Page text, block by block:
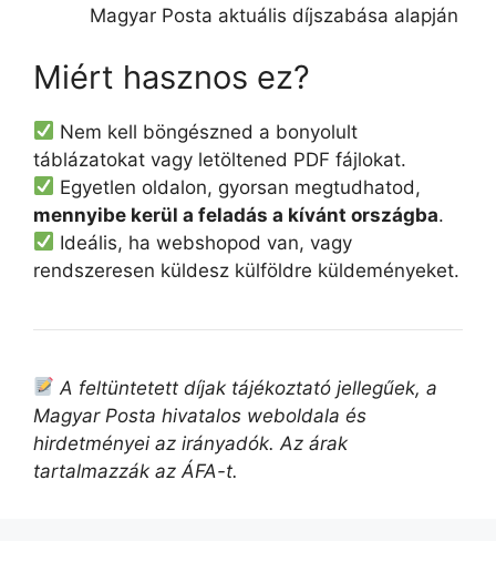
Magyar Posta aktuális díjszabása alapján
Miért hasznos ez?
Nem kell böngészned a bonyolult
táblázatokat vagy letöltened PDF fájlokat.
Egyetlen oldalon, gyorsan megtudhatod,
mennyibe kerül a feladás a kívánt országba.
Ideális, ha webshopod van, vagy
rendszeresen küldesz külföldre küldeményeket.
A feltüntetett díjak tájékoztató jellegűek, a
Magyar Posta hivatalos weboldala és
hirdetményei az irányadók. Az árak
tartalmazzák az ÁFA-t.